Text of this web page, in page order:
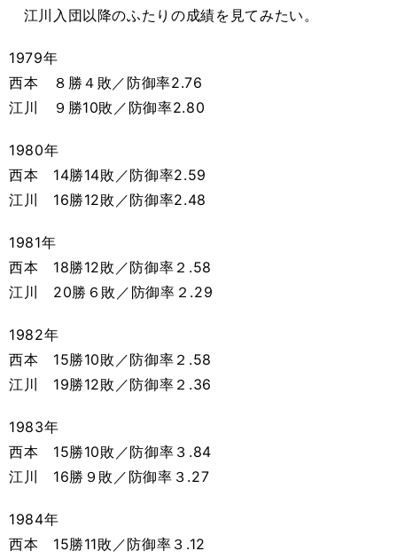
江川入団以降のふたりの成績を見てみたい。
1979年
西本 ８勝４敗／防御率2.76
江川 ９勝10敗／防御率2.80
1980年
西本 14勝14敗／防御率2.59
江川 16勝12敗／防御率2.48
1981年
西本 18勝12敗／防御率２.58
江川 20勝６敗／防御率２.29
1982年
西本 15勝10敗／防御率２.58
江川 19勝12敗／防御率２.36
1983年
西本 15勝10敗／防御率３.84
江川 16勝９敗／防御率３.27
1984年
西本 15勝11敗／防御率３.12